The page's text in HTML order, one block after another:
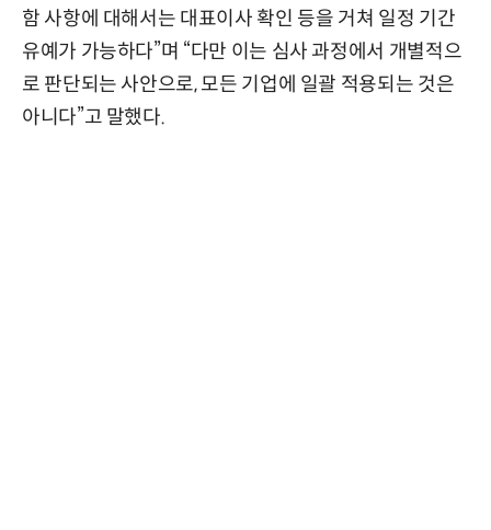
함 사항에 대해서는 대표이사 확인 등을 거쳐 일정 기간
유예가 가능하다”며 “다만 이는 심사 과정에서 개별적으
로 판단되는 사안으로, 모든 기업에 일괄 적용되는 것은
아니다”고 말했다.